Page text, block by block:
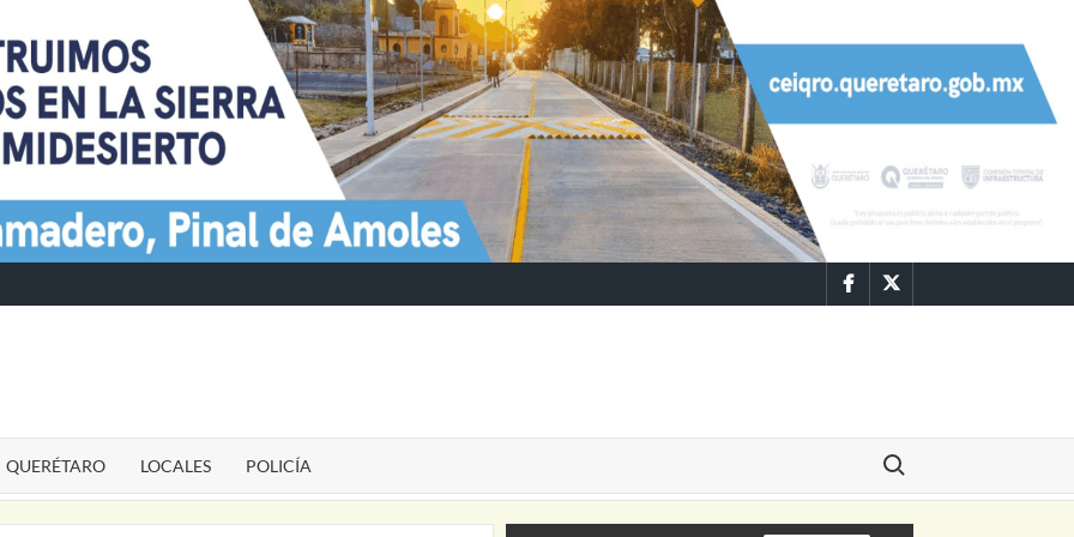
FacebookTwitter
QUERÉTARO LOCALES POLICÍA
Buscar: